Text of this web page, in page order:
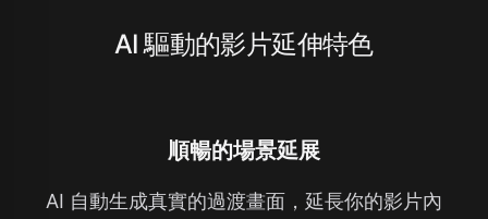
AI 驅動的影片延伸特色
順暢的場景延展
AI 自動生成真實的過渡畫面，延長你的影片內